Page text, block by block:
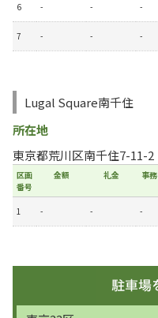
6 - - -
7 - - -
Lugal Square南千住
所在地
東京都荒川区南千住7-11-2
区画
番号
金額 礼金 事
1 - - -